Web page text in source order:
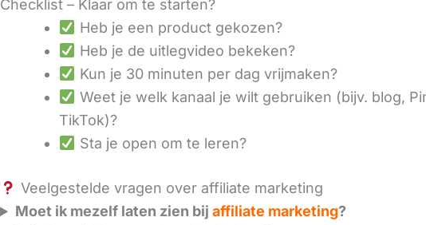
Checklist – Klaar om te starten?
Heb je een product gekozen?
Heb je de uitlegvideo bekeken?
Kun je 30 minuten per dag vrijmaken?
Weet je welk kanaal je wilt gebruiken (bijv. blog,
TikTok)?
Sta je open om te leren?
Veelgestelde vragen over affiliate marketing
Moet ik mezelf laten zien bijaffiliate marketing?